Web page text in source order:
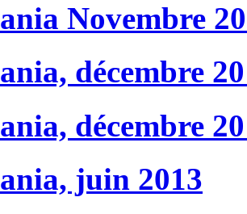
Novembre
décembre
décembre
juin 2013